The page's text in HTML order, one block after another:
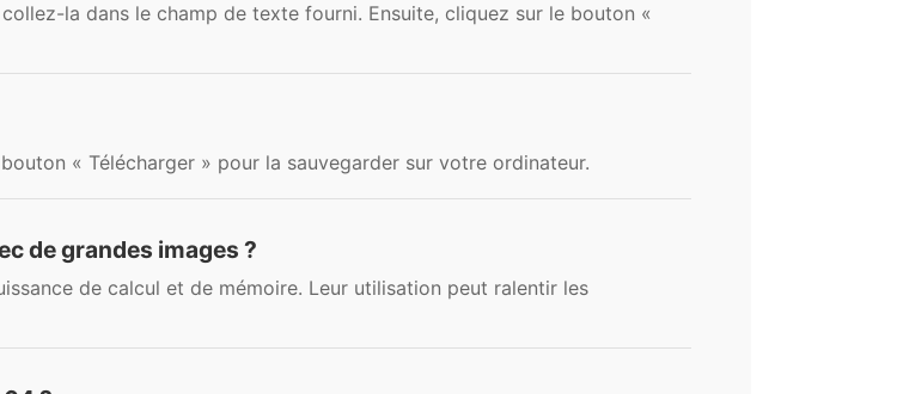
la dans le champ de texte fourni. Ensuite, cliquez sur le bouton «
« Télécharger » pour la sauvegarder sur votre ordinateur.
de grandes images ?
de calcul et de mémoire. Leur utilisation peut ralentir les